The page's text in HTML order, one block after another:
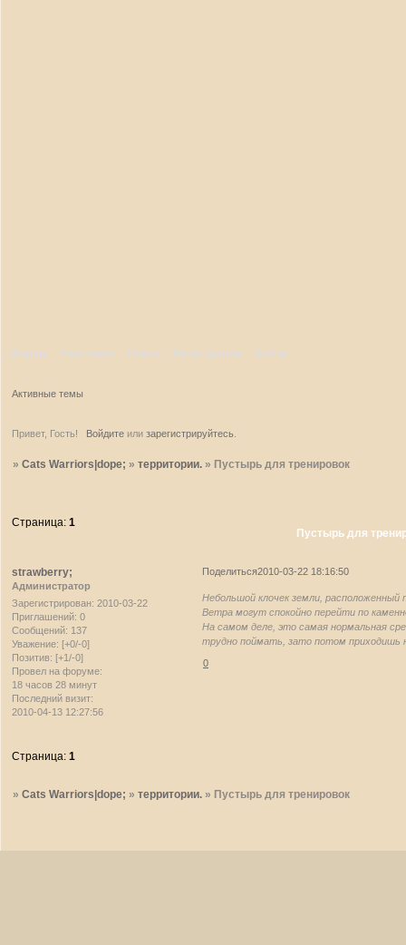
Форум Участники Поиск Регистрация Войти
Активные темы
Привет, Гость! Войдитеили зарегистрируйтесь.
»Cats Warriors|dope; »территории. » Пустырь для тренировок
Пустырь для
Страница:1
Поделиться2010-03-22 18:16:50
strawberry;
Администратор
Зарегистрирован: 2010-03-22
Приглашений: 0
Сообщений: 137
Уважение: [+0/-0]
Позитив: [+1/-0]
Провел на форуме:
18 часов 28 минут
Последний визит:
2010-04-13 12:27:56
Небольшой клочек земли, расположенный
Ветра могут спокойно перейти по
На самом деле, это самая нормальная
трудно поймать, зато потом приходишь
0
Страница:1
»Cats Warriors|dope; »территории. » Пустырь для тренировок